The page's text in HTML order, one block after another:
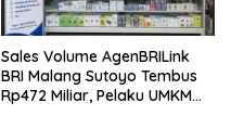
Sales Volume AgenBRILink
BRI Malang Sutoyo Tembus
Rp472 Miliar, Pelaku UMKM